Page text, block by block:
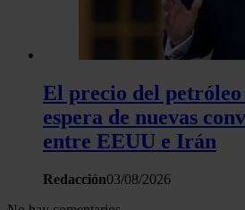
El precio del
espera de nuevas
entre EEUU e Irán
Redacción03/08/2026